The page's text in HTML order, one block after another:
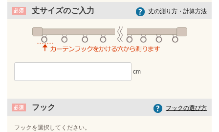
丈サイズのご入力 丈の測り方・計算方法
フック フックの選び方
フックを選択してください。